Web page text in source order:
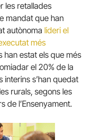
les retallades
mandat que han
autònoma lideri el
més
han estat els que més
el 20% de la
s’han quedat
rurals, segons les
de l’Ensenyament.